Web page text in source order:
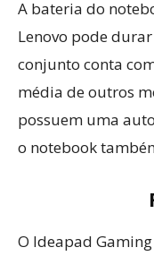
A bateria do
Lenovo pode
conjunto conta
média de outros
possuem uma
o notebook
O Ideapad